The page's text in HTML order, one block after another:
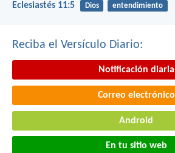
Eclesiastés 11:5 Dios entendimiento
Reciba el Versículo Diario:
Notificación diaria
Correo electrónico
Android
En tu sitio web